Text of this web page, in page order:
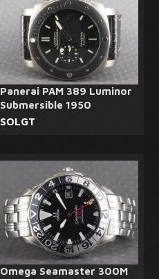
Panerai PAM 389 Luminor
Submersible 1950
SOLGT
Omega Seamaster 300M